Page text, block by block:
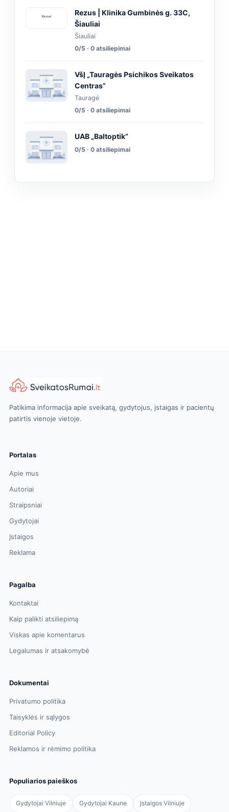
Rezus | Klinika Gumbinės g. 33C,
Šiauliai
Šiauliai
0/5 · 0 atsiliepimai
VšĮ „Tauragės Psichikos Sveikatos
Centras”
Tauragė
0/5 · 0 atsiliepimai
UAB „Baltoptik”
0/5 · 0 atsiliepimai
Patikima informacija apie sveikatą, gydytojus, įstaigas ir pacientų
patirtis vienoje vietoje.
Portalas
Apie mus
Autoriai
Straipsniai
Gydytojai
Įstaigos
Reklama
Pagalba
Kontaktai
Kaip palikti atsiliepimą
Viskas apie komentarus
Legalumas ir atsakomybė
Dokumentai
Privatumo politika
Taisyklės ir sąlygos
Editorial Policy
Reklamos ir rėmimo politika
Populiarios paieškos
Gydytojai Vilniuje Gydytojai Kaune Įstaigos Vilniuje